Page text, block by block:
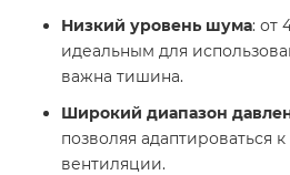
Низкий уровень шума: от
идеальным для
важна тишина.
Широкий диапазон
позволяя адаптироваться
вентиляции.